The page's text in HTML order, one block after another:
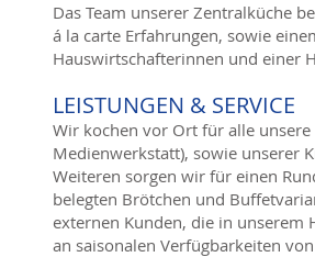
​Das Team unserer Zentralküche
á la carte Erfahrungen, sowie
Hauswirtschafterinnen und einer
LEISTUNGEN & SERVICE
Wir kochen vor Ort für alle
Medienwerkstatt), sowie unserer
Weiteren sorgen wir für einen
belegten Brötchen und
externen Kunden, die in unserem
an saisonalen Verfügbarkeiten